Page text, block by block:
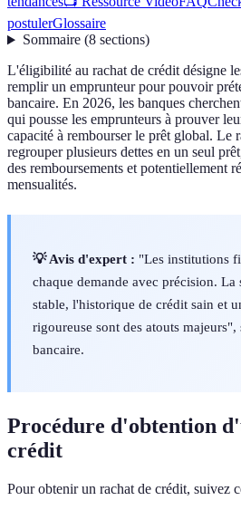
postulerGlossaire
Sommaire(8 sections)
L'éligibilité au rachat de crédit désigne
remplir un emprunteur pour pouvoir
bancaire. En 2026, les banques
qui pousse les emprunteurs à prouver
capacité à rembourser le prêt global. Le
regrouper plusieurs dettes en un seul
des remboursements et potentiellement
mensualités.
💡 Avis d'expert : "Les institutions
chaque demande avec précision.
stable, l'historique de crédit sain et
rigoureuse sont des atouts majeurs",
bancaire.
Procédure d'obtention
crédit
Pour obtenir un rachat de crédit, suivez